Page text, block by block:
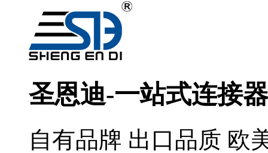
圣恩迪-一站式连接
自有品牌 出口品质 欧